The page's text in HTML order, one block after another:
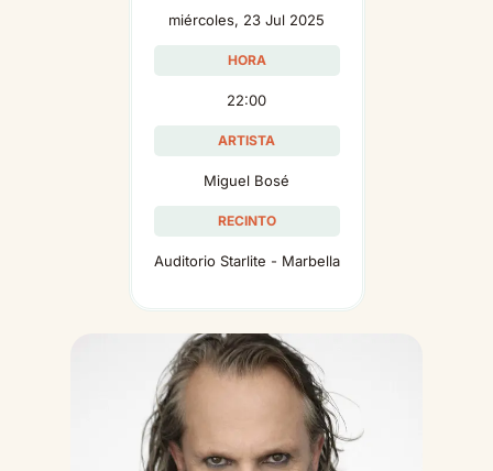
miércoles, 23 Jul 2025
HORA
22:00
ARTISTA
Miguel Bosé
RECINTO
Auditorio Starlite - Marbella